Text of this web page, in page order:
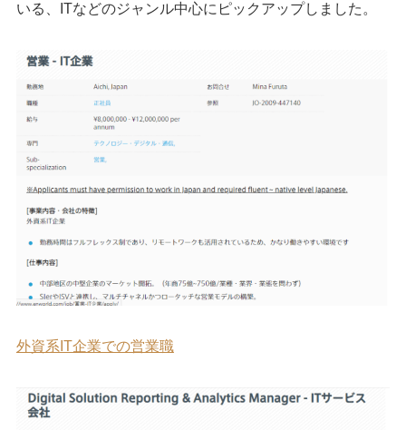
いる、ITなどのジャンル中心にピックアップしました。
外資系IT企業での営業職